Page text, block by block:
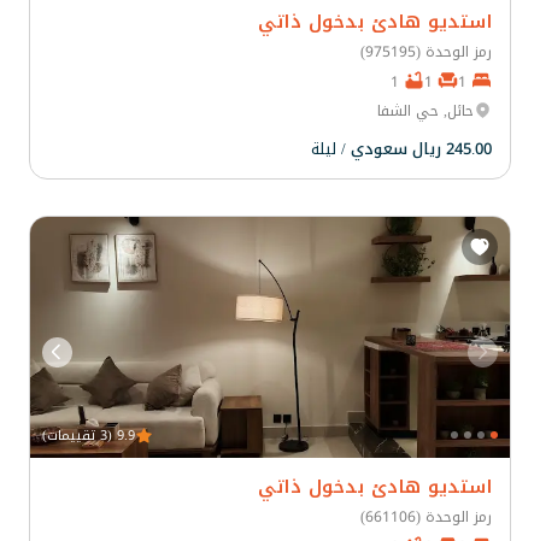
استديو هادئ بدخول ذاتي
رمز الوحدة (975195)
حائل, حي الشفا
245.00 ريال سعودي / ليلة
9.9 (3 تقييمات)
استديو هادئ بدخول ذاتي
رمز الوحدة (661106)